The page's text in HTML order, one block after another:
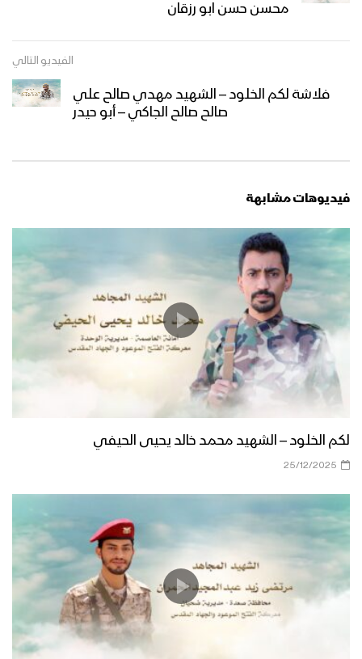
محسن حسن ابو رزقان
الفيديو التالي
فلاشة لكم الخلود – الشهيد مهدي صالح علي
صالح صالح الجاكي – أبو حيدر
فيديوهات مشابهة
لكم الخلود – الشهيد محمد خالد يحيى الحيفي
25/12/2025